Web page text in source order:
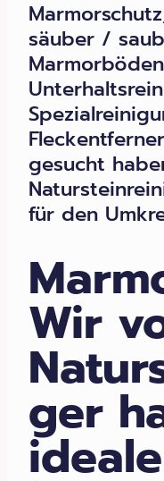
säuber /
gesucht
für den
Wir
ger
ideale